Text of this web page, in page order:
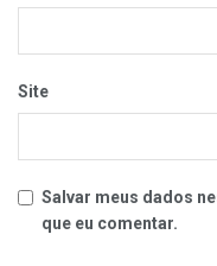
Site
Salvar meus dados
que eu comentar.